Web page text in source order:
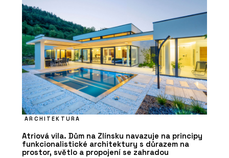
ARCHITEKTURA
Atriová vila. Dům na Zlínsku navazuje na principy
funkcionalistické architektury s důrazem na
prostor, světlo a propojení se zahradou